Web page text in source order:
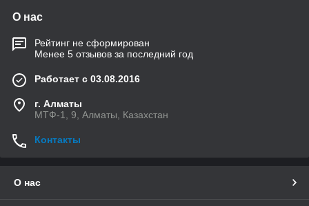
О нас
Рейтинг не сформирован
Менее 5 отзывов за последний год
Работает с 03.08.2016
г. Алматы
МТФ-1, 9, Алматы, Казахстан
Контакты
О нас